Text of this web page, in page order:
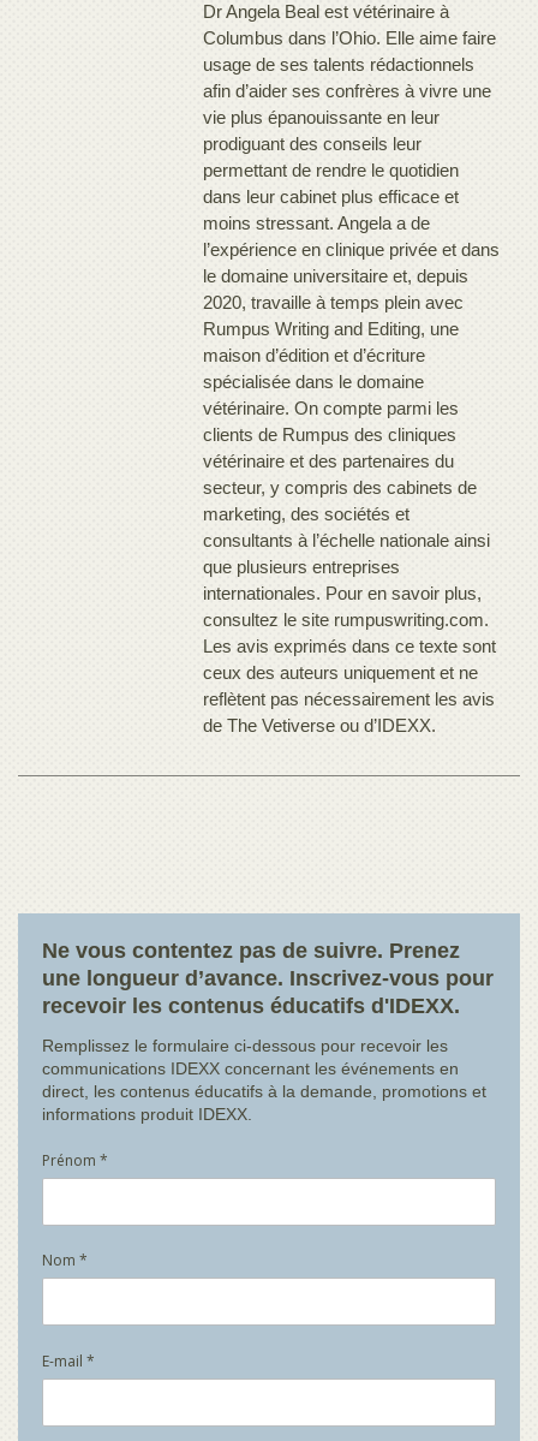
Dr Angela Beal est vétérinaire à
Columbus dans l’Ohio. Elle aime faire
usage de ses talents rédactionnels
afin d’aider ses confrères à vivre une
vie plus épanouissante en leur
prodiguant des conseils leur
permettant de rendre le quotidien
dans leur cabinet plus efficace et
moins stressant. Angela a de
l’expérience en clinique privée et dans
le domaine universitaire et, depuis
2020, travaille à temps plein avec
Rumpus Writing and Editing, une
maison d’édition et d’écriture
spécialisée dans le domaine
vétérinaire. On compte parmi les
clients de Rumpus des cliniques
vétérinaire et des partenaires du
secteur, y compris des cabinets de
marketing, des sociétés et
consultants à l’échelle nationale ainsi
que plusieurs entreprises
internationales. Pour en savoir plus,
consultez le site rumpuswriting.com.
Les avis exprimés dans ce texte sont
ceux des auteurs uniquement et ne
reflètent pas nécessairement les avis
de The Vetiverse ou d’IDEXX.
Ne vous contentez pas de suivre. Prenez
une longueur d’avance. Inscrivez-vous pour
recevoir les contenus éducatifs d'IDEXX.